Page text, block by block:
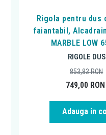
Rigola pentru dus
faiantabil,
MARBLE LOW
RIGOLE DUS
749,00 RON
853,83RON
Adauga in